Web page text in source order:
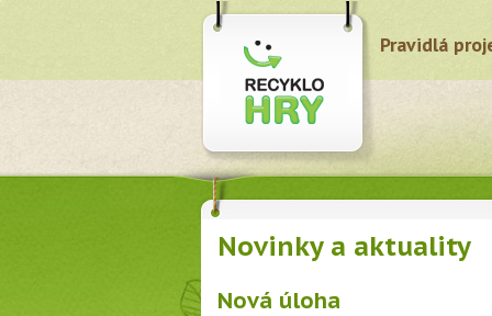
Pravidlá
Novinky a aktuality
Nová úloha